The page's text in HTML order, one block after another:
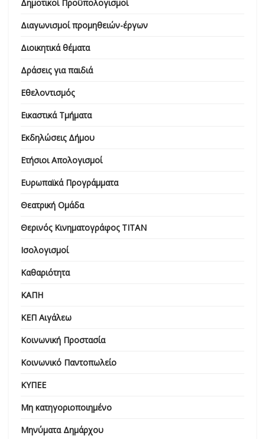
Δημοτικοί Προϋπολογισμοί
Διαγωνισμοί προμηθειών-έργων
Διοικητικά θέματα
Δράσεις για παιδιά
Εθελοντισμός
Εικαστικά Τμήματα
Εκδηλώσεις Δήμου
Ετήσιοι Απολογισμοί
Ευρωπαϊκά Προγράμματα
Θεατρική Ομάδα
Θερινός Κινηματογράφος ΤΙΤΑΝ
Ισολογισμοί
Καθαριότητα
ΚΑΠΗ
ΚΕΠ Αιγάλεω
Κοινωνική Προστασία
Κοινωνικό Παντοπωλείο
ΚΥΠΕΕ
Μη κατηγοριοποιημένο
Μηνύματα Δημάρχου